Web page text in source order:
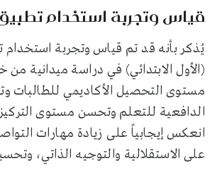
قياس وتجربة استخدام
يُذكر بأنه قد تم قياس وتجربة
(الأول الابتدائي) في دراسة ميدانية
مستوى التحصيل الأكاديمي للطالبات
الدافعية للتعلم وتحسن مستوى
انعكس إيجابياً على زيادة مهارات
على الاستقلالية والتوجيه الذاتي،